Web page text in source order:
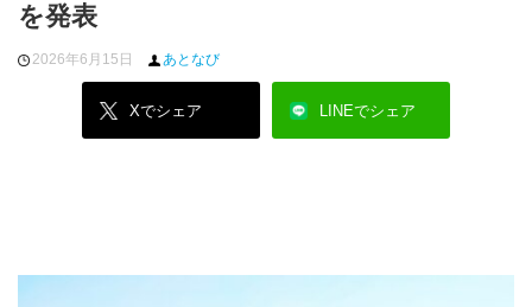
を発表
2026年6月15日 あとなび
Xでシェア LINEでシェア